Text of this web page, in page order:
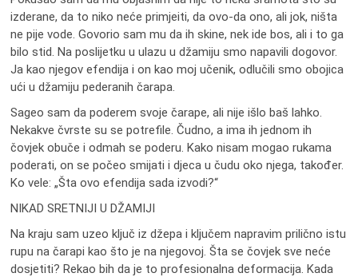
izderane, da to niko neće primjeiti, da ovo-da ono, ali jok, ništa
ne pije vode. Govorio sam mu da ih skine, nek ide bos, ali i to ga
bilo stid. Na poslijetku u ulazu u džamiju smo napavili dogovor.
Ja kao njegov efendija i on kao moj učenik, odlučili smo obojica
ući u džamiju pederanih čarapa.
Sageo sam da poderem svoje čarape, ali nije išlo baš lahko.
Nekakve čvrste su se potrefile. Čudno, a ima ih jednom ih
čovjek obuče i odmah se poderu. Kako nisam mogao rukama
poderati, on se počeo smijati i djeca u čudu oko njega, također.
Ko vele: „Šta ovo efendija sada izvodi?“
NIKAD SRETNIJI U DŽAMIJI
Na kraju sam uzeo ključ iz džepa i ključem napravim prilično istu
rupu na čarapi kao što je na njegovoj. Šta se čovjek sve neće
dosjetiti? Rekao bih da je to profesionalna deformacija. Kada